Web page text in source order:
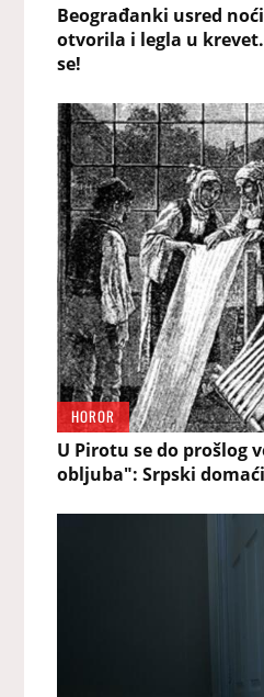
Beograđanki usred
otvorila i legla u
se!
HOROR
U Pirotu se do prošlog
obljuba": Srpski